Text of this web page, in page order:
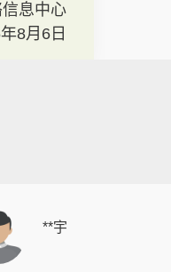
信息中心
8月6日
**宇